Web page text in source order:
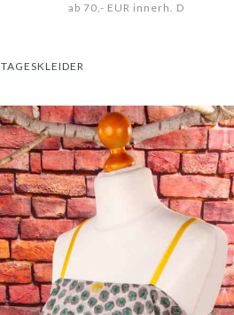
ab 70,- EUR innerh. D
TAGESKLEIDER